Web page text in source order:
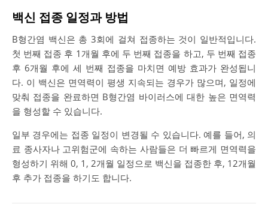
백신 접종 일정과 방법
B형간염 백신은 총 3회에 걸쳐 접종하는 것이 일반적입니다.
첫 번째 접종 후 1개월 후에 두 번째 접종을 하고, 두 번째 접종
후 6개월 후에 세 번째 접종을 마치면 예방 효과가 완성됩니
다. 이 백신은 면역력이 평생 지속되는 경우가 많으며, 일정에
맞춰 접종을 완료하면 B형간염 바이러스에 대한 높은 면역력
을 형성할 수 있습니다.
일부 경우에는 접종 일정이 변경될 수 있습니다. 예를 들어, 의
료 종사자나 고위험군에 속하는 사람들은 더 빠르게 면역력을
형성하기 위해 0, 1, 2개월 일정으로 백신을 접종한 후, 12개월
후 추가 접종을 하기도 합니다.